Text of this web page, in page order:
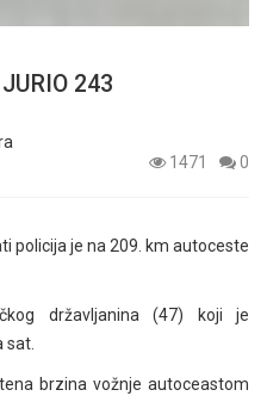
243
1471
0
policija je na 209. km autoceste
državljanina (47) koji je
sat.
brzina vožnje autoceastom